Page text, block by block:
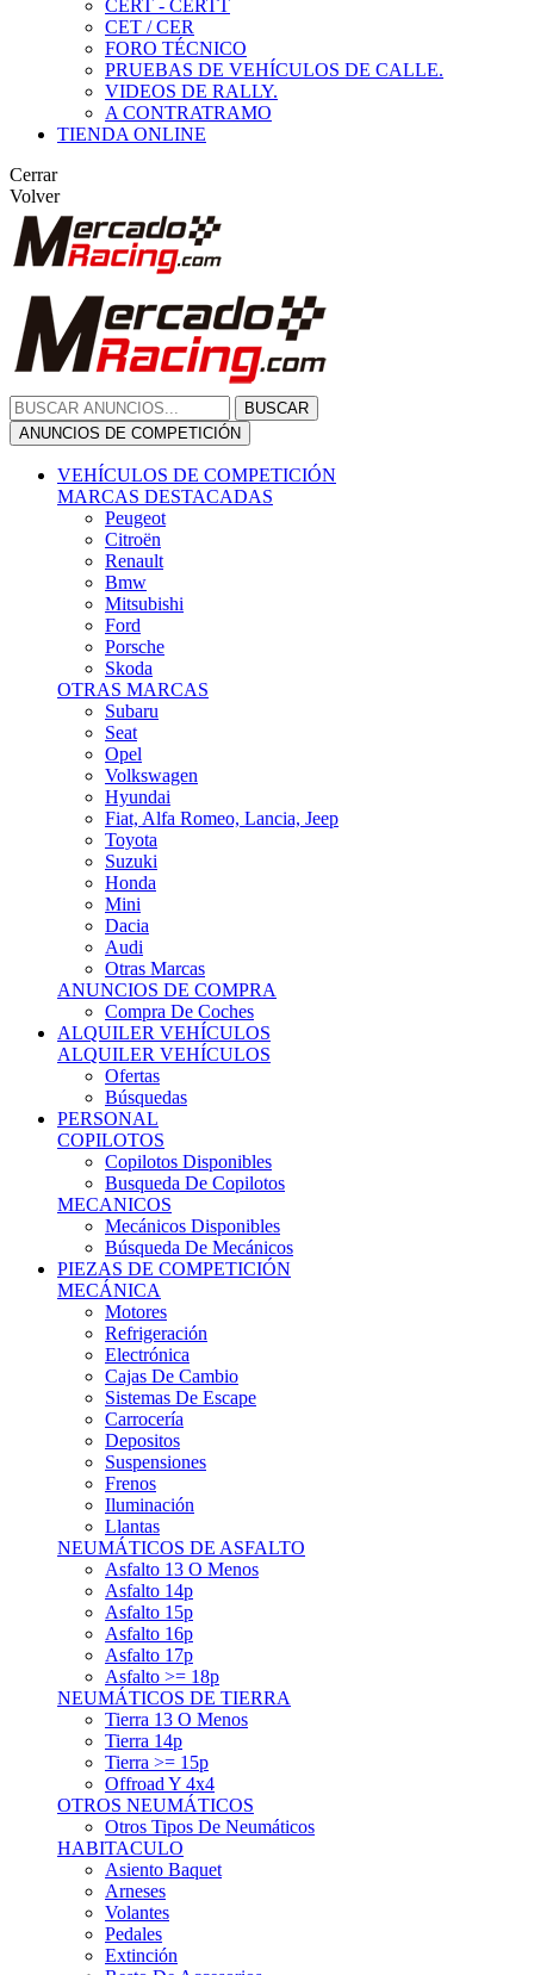
CERT - CERTT
CET / CER
FORO TÉCNICO
PRUEBAS DE VEHÍCULOS DE CALLE.
VIDEOS DE RALLY.
A CONTRATRAMO
TIENDA ONLINE
Cerrar
Volver
BUSCAR
ANUNCIOS DE COMPETICIÓN
VEHÍCULOS DE COMPETICIÓN
MARCAS DESTACADAS
Peugeot
Citroën
Renault
Bmw
Mitsubishi
Ford
Porsche
Skoda
OTRAS MARCAS
Subaru
Seat
Opel
Volkswagen
Hyundai
Fiat, Alfa Romeo, Lancia, Jeep
Toyota
Suzuki
Honda
Mini
Dacia
Audi
Otras Marcas
ANUNCIOS DE COMPRA
Compra De Coches
ALQUILER VEHÍCULOS
ALQUILER VEHÍCULOS
Ofertas
Búsquedas
PERSONAL
COPILOTOS
Copilotos Disponibles
Busqueda De Copilotos
MECANICOS
Mecánicos Disponibles
Búsqueda De Mecánicos
PIEZAS DE COMPETICIÓN
MECÁNICA
Motores
Refrigeración
Electrónica
Cajas De Cambio
Sistemas De Escape
Carrocería
Depositos
Suspensiones
Frenos
Iluminación
Llantas
NEUMÁTICOS DE ASFALTO
Asfalto 13 O Menos
Asfalto 14p
Asfalto 15p
Asfalto 16p
Asfalto 17p
Asfalto >= 18p
NEUMÁTICOS DE TIERRA
Tierra 13 O Menos
Tierra 14p
Tierra >= 15p
Offroad Y 4x4
OTROS NEUMÁTICOS
Otros Tipos De Neumáticos
HABITACULO
Asiento Baquet
Arneses
Volantes
Pedales
Extinción